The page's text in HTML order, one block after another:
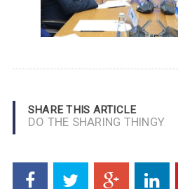
SHARE THIS ARTICLE
DO THE SHARING THINGY